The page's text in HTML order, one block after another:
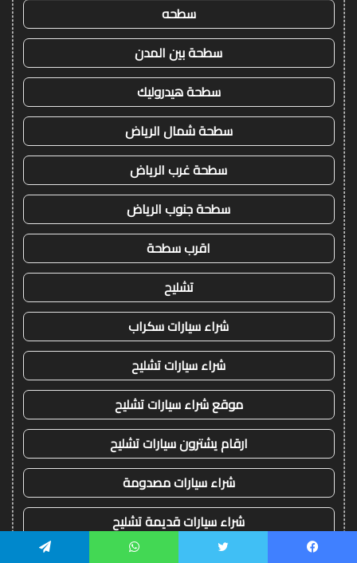
سطحه
سطحة بين المدن
سطحة هيدروليك
سطحة شمال الرياض
سطحة غرب الرياض
سطحة جنوب الرياض
اقرب سطحة
تشليح
شراء سيارات سكراب
شراء سيارات تشليح
موقع شراء سيارات تشليح
ارقام يشترون سيارات تشليح
شراء سيارات مصدومة
شراء سيارات قديمة تشليح